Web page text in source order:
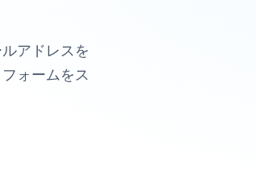
アドレスを
ォームをス